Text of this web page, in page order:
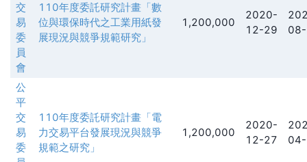
交
易
委
員
會
110年度委託研究計畫「數
位與環保時代之工業用紙發
展現況與競爭規範研究」
1,200,000
2020-
12-29
公
平
交
易
委
110年度委託研究計畫「電
力交易平台發展現況與競爭
規範之研究」
1,200,000
2020-
12-27